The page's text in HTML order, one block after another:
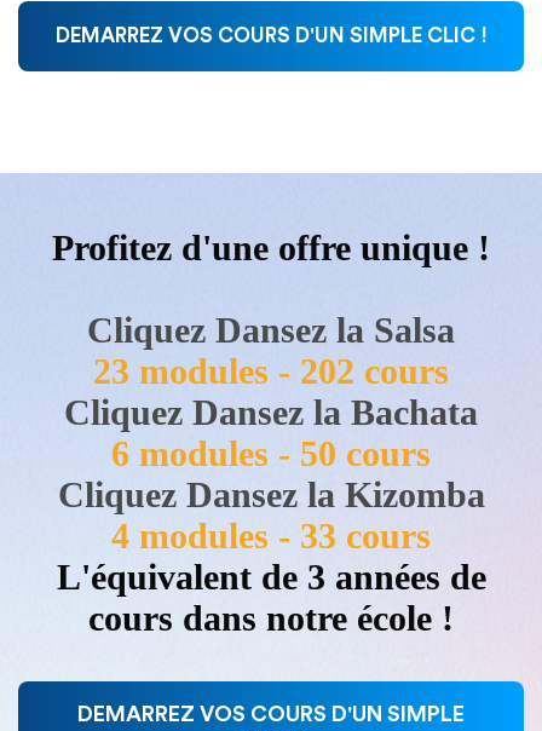
DEMARREZ VOS COURS D'UN SIMPLE CLIC !
Profitez d'une offre unique !
Cliquez Dansez la Salsa
23 modules - 202 cours
Cliquez Dansez la Bachata
6 modules - 50 cours
Cliquez Dansez la Kizomba
4 modules - 33 cours
L'équivalent de 3 années de
cours dans notre école !
DEMARREZ VOS COURS D'UN SIMPLE